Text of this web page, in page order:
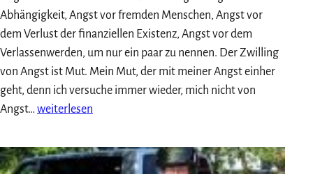
Abhängigkeit, Angst vor fremden Menschen, Angst vor
dem Verlust der finanziellen Existenz, Angst vor dem
Verlassenwerden, um nur ein paar zu nennen. Der Zwilling
von Angst ist Mut. Mein Mut, der mit meiner Angst einher
geht, denn ich versuche immer wieder, mich nicht von
Angst… Angst
Gruppen:
Was
weiterlesen